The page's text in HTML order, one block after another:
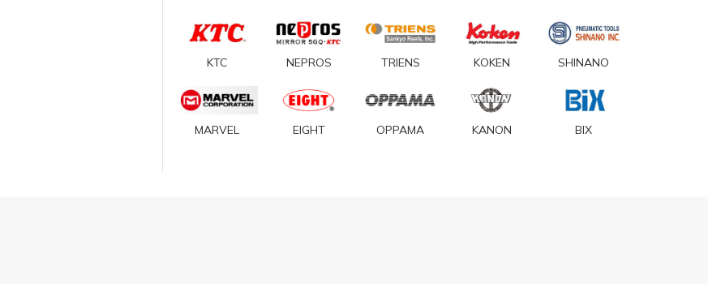
KTC NEPROS TRIENS KOKEN SHINANO
MARVEL EIGHT OPPAMA KANON BIX